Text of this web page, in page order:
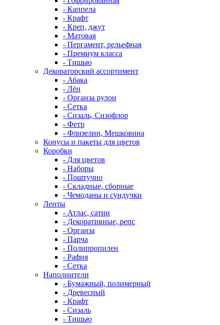
- Каппела
- Крафт
- Креп, джут
- Матовая
- Пергамент, рельефная
- Премиум класса
- Тишью
Декораторский ассортимент
- Абака
- Лён
- Органза рулон
- Сетка
- Сизаль, Сизофлор
- Фетр
- Флизелин, Мешковина
Конусы и пакеты для цветов
Коробки
- Для цветов
- Наборы
- Поштучно
- Складные, сборные
- Чемоданы и сундучки
Ленты
- Атлас, сатин
- Декоративные, репс
- Органза
- Парча
- Полипропилен
- Рафия
- Сетка
Наполнители
- Бумажный, полимерный
- Древесный
- Крафт
- Сизаль
- Тишью